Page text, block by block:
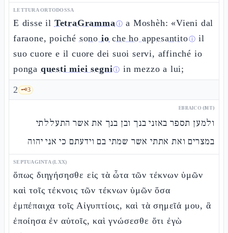
LETTURA ORTODOSSA
E disse il TetraGrammaⓘ a Moshèh: «Vieni dal
faraone, poiché sono io che ho appesantitoⓘ il
suo cuore e il cuore dei suoi servi, affinché io
ponga questi miei segniⓘ in mezzo a lui;
2 🗝️3
EBRAICO (MT)
ולמען תספר באזני בנך ובן בנך את אשר התעללתי
במצרים ואת אתתי אשר שמתי בם וידעתם כי אני יהוה
SEPTUAGINTA (LXX)
ὅπως διηγήσησθε εἰς τὰ ὦτα τῶν τέκνων ὑμῶν
καὶ τοῖς τέκνοις τῶν τέκνων ὑμῶν ὅσα
ἐμπέπαιχα τοῖς Αἰγυπτίοις, καὶ τὰ σημεῖά μου, ἃ
ἐποίησα ἐν αὐτοῖς, καὶ γνώσεσθε ὅτι ἐγὼ